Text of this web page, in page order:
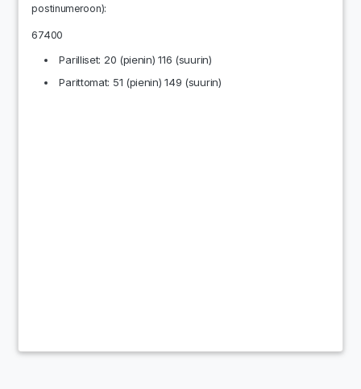
postinumeroon):
67400
Parilliset: 20 (pienin) 116 (suurin)
Parittomat: 51 (pienin) 149 (suurin)